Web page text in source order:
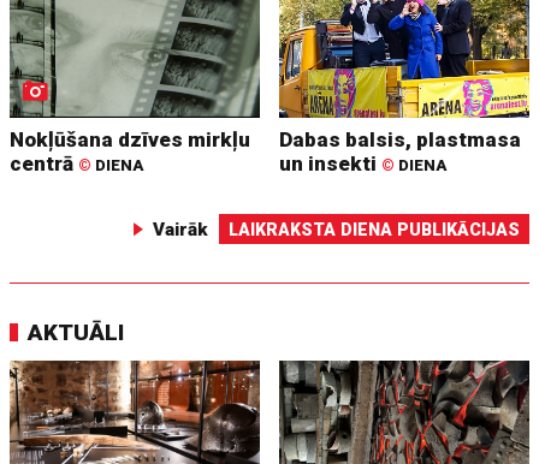
Nokļūšana dzīves mirkļu
centrā © DIENA
Dabas balsis, plastmasa
un insekti © DIENA
Vairāk LAIKRAKSTA DIENA PUBLIKĀCIJAS
AKTUĀLI